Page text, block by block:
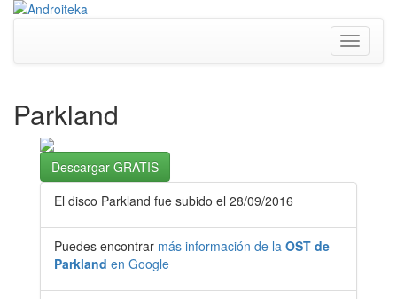
Toggle
Parkland
Descargar GRATIS
El disco Parkland fue subido el 28/09/2016
Puedes encontrar más información de la OST de
Parkland en Google